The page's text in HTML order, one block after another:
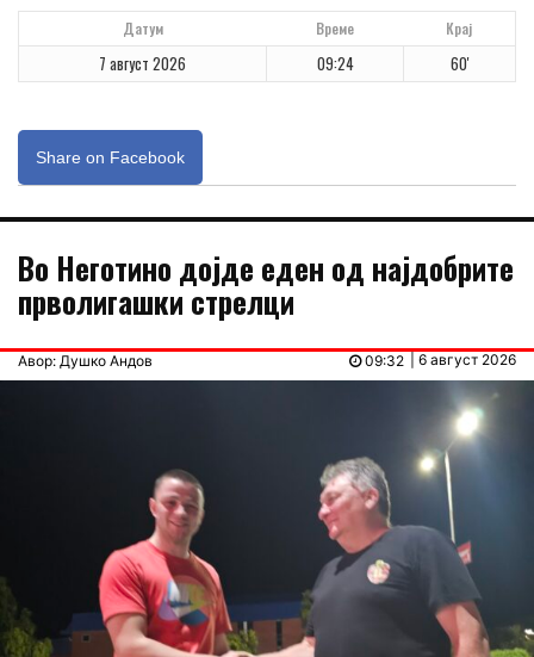
Датум Време Крај
7 август 2026 09:24 60'
Share on Facebook
Во Неготино дојде еден од најдобрите
прволигашки стрелци
Авор: Душко Андов | 6 август 2026
09:32